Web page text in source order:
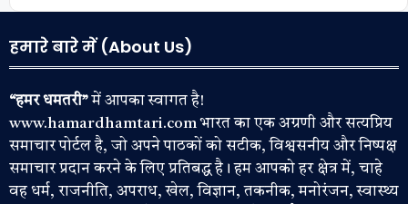
हमारे बारे में (About Us)
“हमर धमतरी”में आपका स्वागत है!
www.hamardhamtari.com भारत का एक अग्रणी और सत्यप्रिय
समाचार पोर्टल है, जो अपने पाठकों को सटीक, विश्वसनीय और निष्पक्ष
समाचार प्रदान करने के लिए प्रतिबद्ध है। हम आपको हर क्षेत्र में, चाहे
वह धर्म, राजनीति, अपराध, खेल, विज्ञान, तकनीक, मनोरंजन, स्वास्थ्य